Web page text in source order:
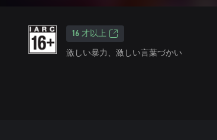
16 才以上
激しい暴力、激しい言葉づかい